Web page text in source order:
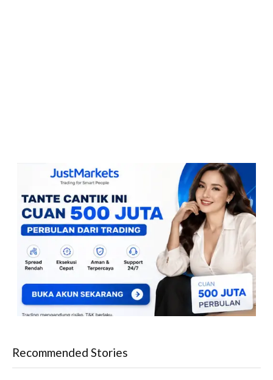
Recommended Stories